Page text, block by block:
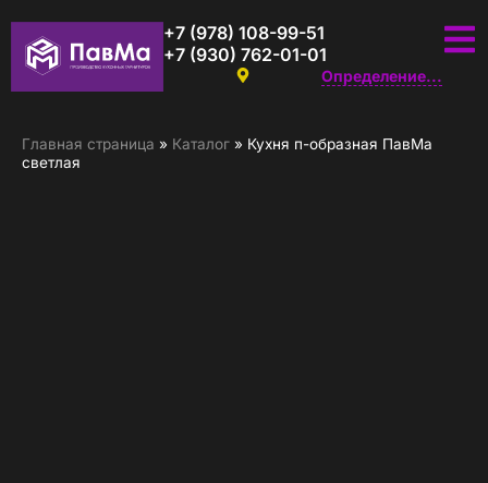
+7 (978) 108-99-51
+7 (930) 762-01-01
Определение...
Главная страница » Каталог » Кухня п-образная ПавМа
светлая